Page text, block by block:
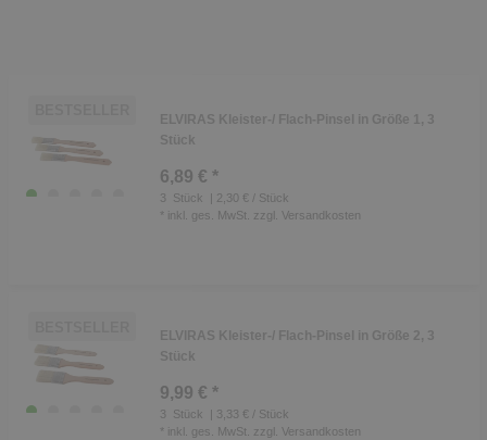
ELVIRAS Kleister-/ Flach-Pinsel in Größe 1, 3
Stück
6,89 € *
3 Stück
| 2,30 € / Stück
* inkl. ges. MwSt. zzgl. Versandkosten
ELVIRAS Kleister-/ Flach-Pinsel in Größe 2, 3
Stück
9,99 € *
3 Stück
| 3,33 € / Stück
* inkl. ges. MwSt. zzgl. Versandkosten